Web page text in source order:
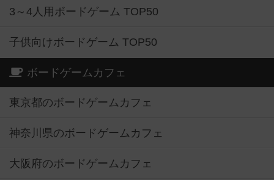
3～4人用ボードゲーム TOP50
子供向けボードゲーム TOP50
ボードゲームカフェ
東京都のボードゲームカフェ
神奈川県のボードゲームカフェ
大阪府のボードゲームカフェ